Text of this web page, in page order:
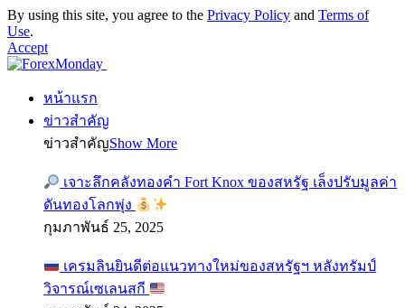
By using this site, you agree to the Privacy Policy and Terms of
Use.
Accept
หน้าแรก
ข่าวสำคัญ
ข่าวสำคัญShow More
เจาะลึกคลังทองคำ Fort Knox ของสหรัฐ เล็งปรับมูลค่า
ดันทองโลกพุ่ง
กุมภาพันธ์ 25, 2025
เครมลินยินดีต่อแนวทางใหม่ของสหรัฐฯ หลังทรัมป์
วิจารณ์เซเลนสกี